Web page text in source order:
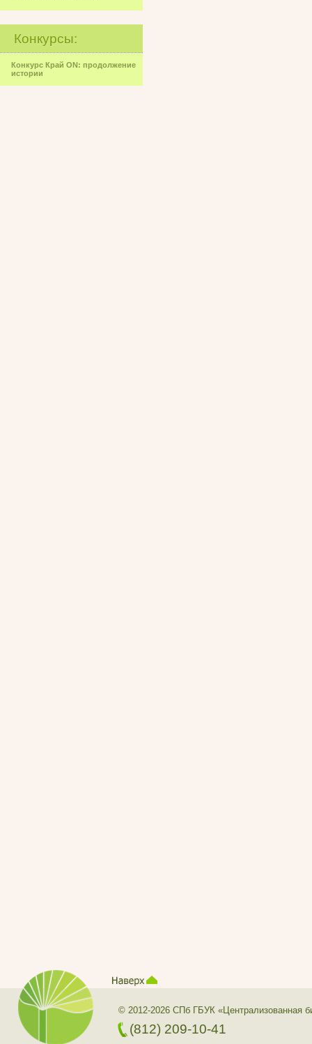
Конкурсы:
Конкурс Край ON: продолжение
истории
© 2012-2026 СПб ГБУК «Централизованная
(812) 209-10-41